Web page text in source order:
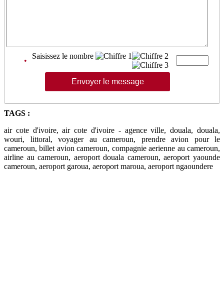
•
Saisissez le nombre
TAGS :
air cote d'ivoire, air cote d'ivoire - agence ville, douala, douala,
wouri, littoral, voyager au cameroun, prendre avion pour le
cameroun, billet avion cameroun, compagnie aerienne au cameroun,
airline au cameroun, aeroport douala cameroun, aeroport yaounde
cameroun, aeroport garoua, aeroport maroua, aeroport ngaoundere